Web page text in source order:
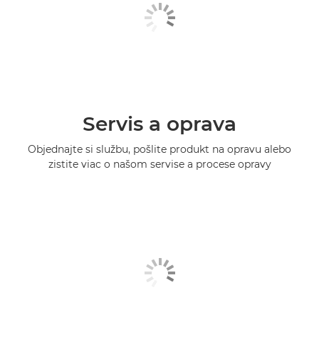
Servis a oprava
Objednajte si službu, pošlite produkt na opravu alebo
zistite viac o našom servise a procese opravy